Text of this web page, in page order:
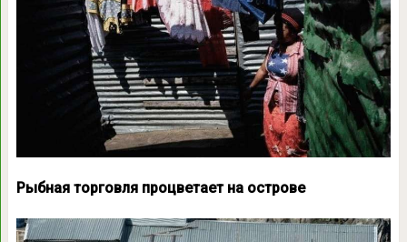
Рыбная торговля процветает на острове